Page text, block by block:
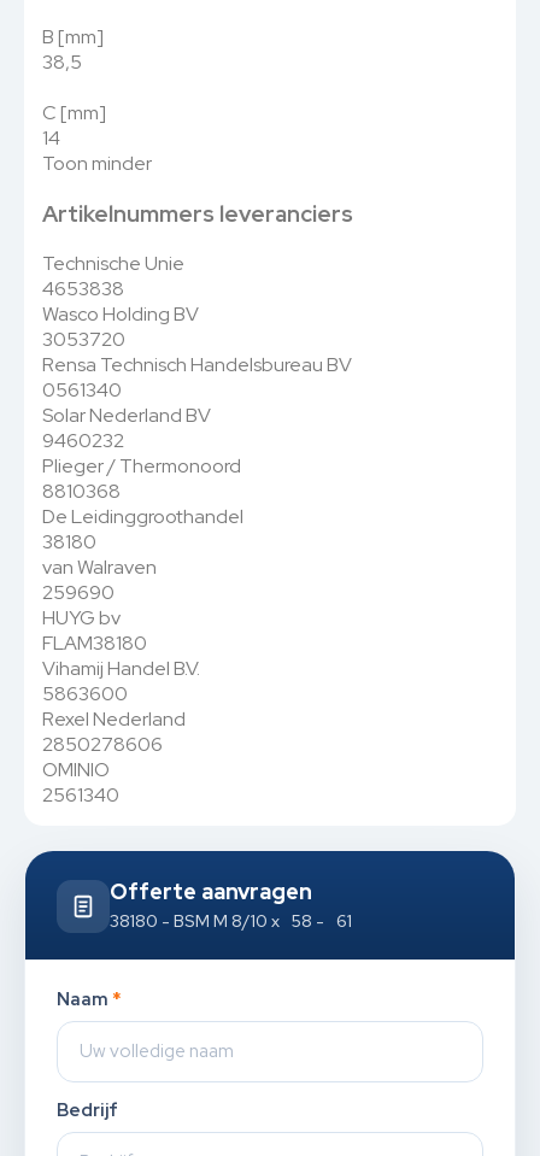
B [mm]
38,5
C [mm]
14
Toon minder
Artikelnummers leveranciers
Technische Unie
4653838
Wasco Holding BV
3053720
Rensa Technisch Handelsbureau BV
0561340
Solar Nederland BV
9460232
Plieger / Thermonoord
8810368
De Leidinggroothandel
38180
van Walraven
259690
HUYG bv
FLAM38180
Vihamij Handel B.V.
5863600
Rexel Nederland
2850278606
OMINIO
2561340
Offerte aanvragen
38180 - BSM M 8/10 x 58 - 61
Naam *
Bedrijf